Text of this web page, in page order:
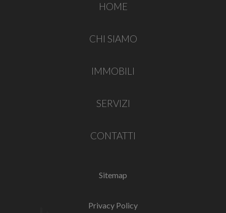
HOME
CHI SIAMO
IMMOBILI
SERVIZI
CONTATTI
Sitemap
Privacy Policy